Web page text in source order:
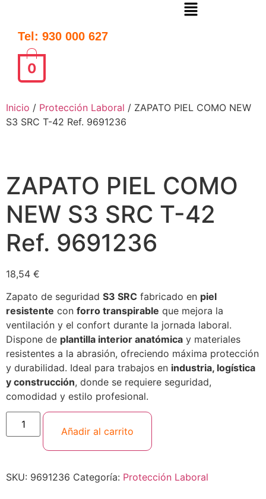
Tel: 930 000 627
0
Inicio / Protección Laboral / ZAPATO PIEL COMO NEW
S3 SRC T-42 Ref. 9691236
ZAPATO PIEL COMO
NEW S3 SRC T-42
Ref. 9691236
18,54 €
Zapato de seguridad S3 SRC fabricado en piel
resistente con forro transpirable que mejora la
ventilación y el confort durante la jornada laboral.
Dispone de plantilla interior anatómica y materiales
resistentes a la abrasión, ofreciendo máxima protección
y durabilidad. Ideal para trabajos en industria, logística
y construcción, donde se requiere seguridad,
comodidad y estilo profesional.
Añadir al carrito
SKU: 9691236 Categoría: Protección Laboral